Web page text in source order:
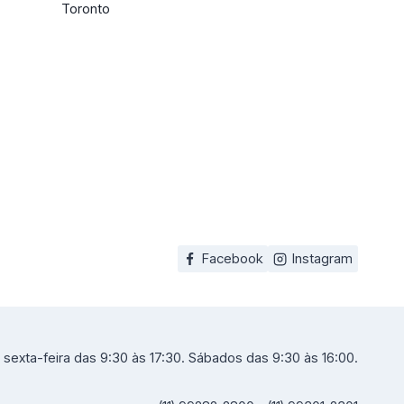
Toronto
Facebook Instagram
sexta-feira das 9:30 às 17:30. Sábados das 9:30 às 16:00.